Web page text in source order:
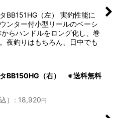
BB151HG（左） 実釣性能に
ンター付⼩型リールのベーシ
らハンドルをロング化し、巻
夜釣りはもちろん、日中でも
BB150HG（右） ※送料無料
）
: 18,920 円